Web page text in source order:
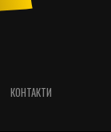
КОНТАКТИ